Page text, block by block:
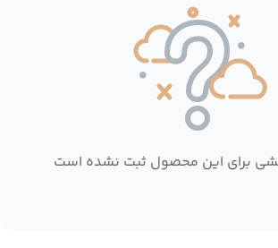
برای این محصول ثبت نشده است